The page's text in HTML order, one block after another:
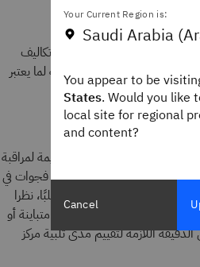
لموظفي تقنية المعلومات وتكاليف
الميزانية المحدودة المخصصة لما يعتبر
معدات غير كافية أو قديمة لمراقبة
بهم. يمكن أن يؤدي ذلك إلى فجوات في
كما يتأثر تخطيط القدرة سلبًا، نظرا
الذين يعتمدون على معدات متباينة أو
اللازمة لتقييم مدى تلبية مركز
Your Current Region is:
Saudi Arabia
You appear to be
States. Would you like
local site for regional
and content?
Cancel